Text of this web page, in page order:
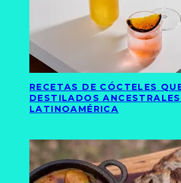
RECETAS DE CÓCTELES
DESTILADOS
LATINOAMÉRICA